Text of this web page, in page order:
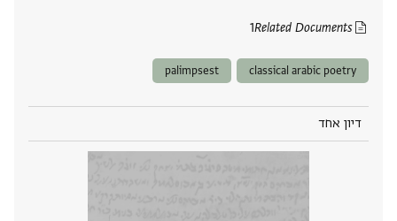
Related Documents
1
classical arabic poetry
palimpsest
דיון אחד